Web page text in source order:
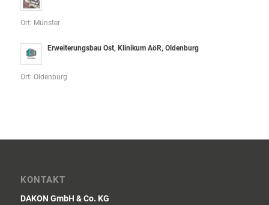
Ort: Münster
Erweiterungsbau Ost, Klinikum AöR, Oldenburg
Ort: Oldenburg
KONTAKT
DAKON GmbH & Co. KG